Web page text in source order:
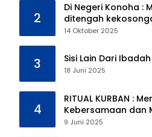
2
Di Negeri Konoha :
ditengah
14 Oktober 2025
3 Sisi Lain Dari
18 Juni 2025
4
RITUAL KURBAN :
Kebersamaan dan
Kebinatangan
9 Juni 2025